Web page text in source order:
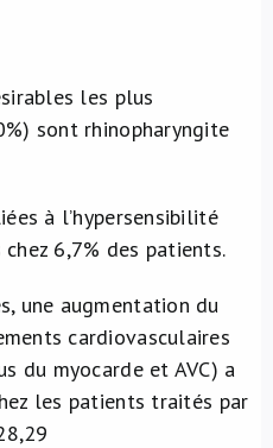
les plus
sont rhinopharyngite
à l’hypersensibilité
6,7% des patients.
une augmentation du
cardiovasculaires
du myocarde et AVC) a
les patients traités par